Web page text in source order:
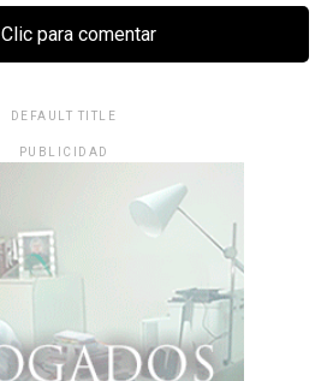
Clic para comentar
DEFAULT TITLE
PUBLICIDAD